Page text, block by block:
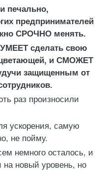
печально,
предпринимателей
СРОЧНО менять.
сделать свою
и СМОЖЕТ
защищенным от
раз произносили
ускорения, самую
не пойму.
немного осталось, и
на новый уровень, но